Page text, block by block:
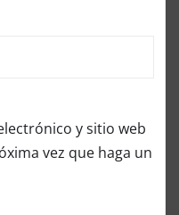
y sitio web
vez que haga un